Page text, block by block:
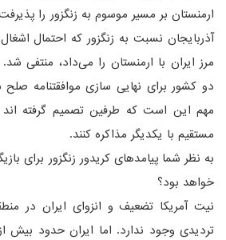
ارمنستان بر مسیر موسوم به زنگزور را
آذربایجان نسبت به زنگزور که احتمال
مرز ایران با ارمنستان را می‌داد، منتفی
دو کشور برای نهایی سازی موافقتنامه
مهم این است که طرفین تصمیم گرفته
مستقیم با یکدیگر مذاکره کنند.
به نظر شما پیامدهای کریدور زنگزور برای
خواهد بود؟
نیت آمریکا تضعیف و انزوای ایران در